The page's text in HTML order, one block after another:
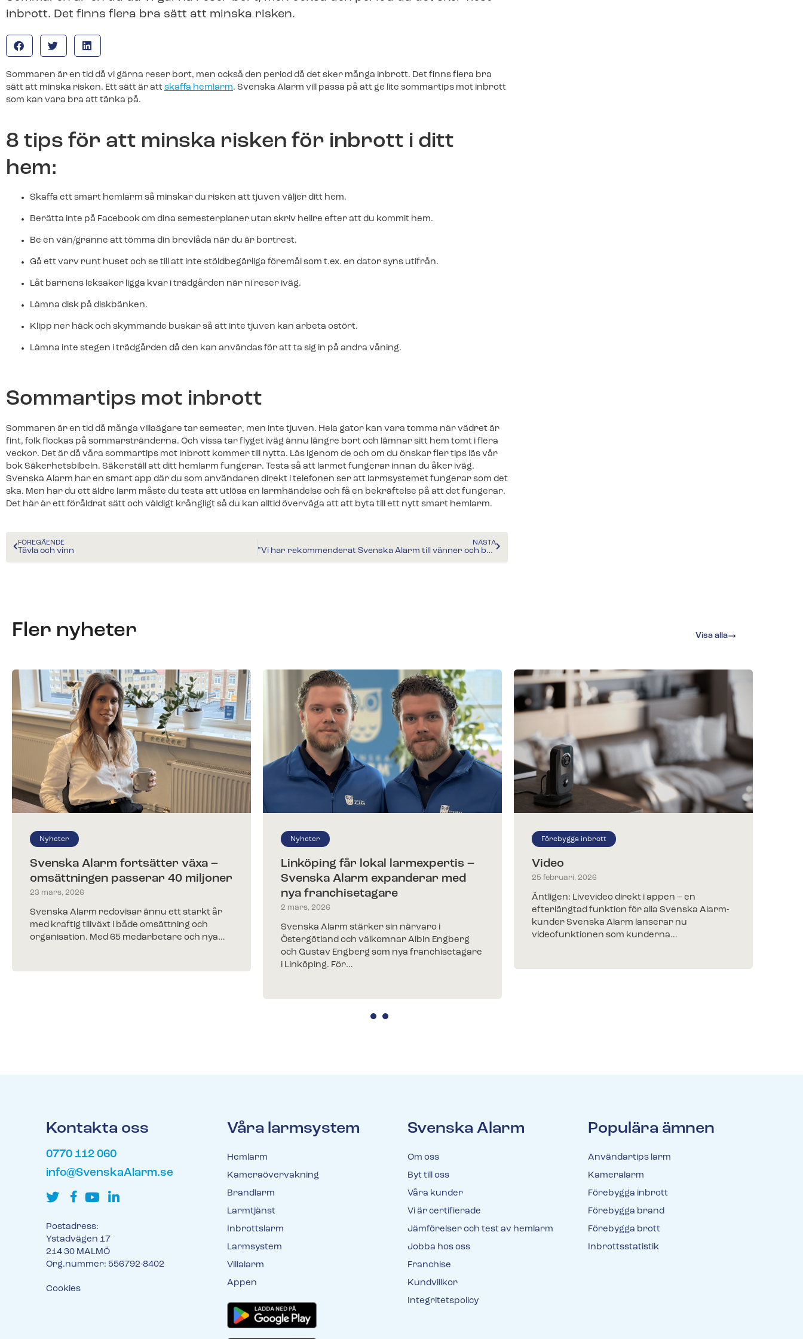
Teckna larmtjänst
Batterier, brickor och andra tillbehör beställer du enkelt i vår
webbutik.
Teckna larmtjänst
Batterier & tillbehör
Batterier, brickor och andra tillbehör beställer du enkelt i vår
installation och driftsättning av ditt nya.
Franchise
Bli en del av Svenska Alarm.
Fler nyheter
inbrott. Det finns flera bra sätt att minska risken.
Sommaren är en tid då vi gärna reser bort, men också den period då det sker många inbrott. Det finns flera bra
sätt att minska risken. Ett sätt är att skaffa hemlarm. Svenska Alarm vill passa på att ge lite sommartips mot inbrott
som kan vara bra att tänka på.
8 tips för att minska risken för inbrott i ditt
hem:
Skaffa ett smart hemlarm så minskar du risken att tjuven väljer ditt hem.
Berätta inte på Facebook om dina semesterplaner utan skriv hellre efter att du kommit hem.
Be en vän/granne att tömma din brevlåda när du är bortrest.
Gå ett varv runt huset och se till att inte stöldbegärliga föremål som t.ex. en dator syns utifrån.
Låt barnens leksaker ligga kvar i trädgården när ni reser iväg.
Lämna disk på diskbänken.
Klipp ner häck och skymmande buskar så att inte tjuven kan arbeta ostört.
Lämna inte stegen i trädgården då den kan användas för att ta sig in på andra våning.
Sommartips mot inbrott
Sommaren är en tid då många villaägare tar semester, men inte tjuven. Hela gator kan vara tomma när vädret är
fint, folk flockas på sommarstränderna. Och vissa tar flyget iväg ännu längre bort och lämnar sitt hem tomt i flera
veckor. Det är då våra sommartips mot inbrott kommer till nytta. Läs igenom de och om du önskar fler tips läs vår
bok Säkerhetsbibeln. Säkerställ att ditt hemlarm fungerar. Testa så att larmet fungerar innan du åker iväg.
Svenska Alarm har en smart app där du som användaren direkt i telefonen ser att larmsystemet fungerar som det
ska. Men har du ett äldre larm måste du testa att utlösa en larmhändelse och få en bekräftelse på att det fungerar.
Det här är ett föråldrat sätt och väldigt krångligt så du kan alltid överväga att att byta till ett nytt smart hemlarm.
FÖREGÅENDE
Tävla och vinn
NÄSTA
”Vi har rekommenderat Svenska Alarm till vänner och bekanta”
Fler nyheter Visa alla
Nyheter
Svenska Alarm fortsätter växa –
omsättningen passerar 40 miljoner
23 mars, 2026
Svenska Alarm redovisar ännu ett starkt år
med kraftig tillväxt i både omsättning och
organisation. Med 65 medarbetare och nya…
Nyheter
Linköping får lokal larmexpertis –
Svenska Alarm expanderar med
nya franchisetagare
2 mars, 2026
Svenska Alarm stärker sin närvaro i
Östergötland och välkomnar Albin Engberg
och Gustav Engberg som nya franchisetagare
i Linköping. För…
Förebygga inbrott
Video
25 februari, 2026
Äntligen: Livevideo direkt i appen – en
efterlängtad funktion för alla Svenska Alarm-
kunder Svenska Alarm lanserar nu
videofunktionen som kunderna…
Kontakta oss
0770 112 060
info@SvenskaAlarm.se
Postadress:
Ystadvägen 17
214 30 MALMÖ
Org.nummer: 556792-8402
Cookies
Våra larmsystem
Hemlarm
Kameraövervakning
Brandlarm
Larmtjänst
Inbrottslarm
Larmsystem
Villalarm
Appen
Svenska Alarm
Om oss
Byt till oss
Våra kunder
Vi är certifierade
Jämförelser och test av hemlarm
Jobba hos oss
Franchise
Kundvillkor
Integritetspolicy
Populära ämnen
Användartips larm
Kameralarm
Förebygga inbrott
Förebygga brand
Förebygga brott
Inbrottsstatistik